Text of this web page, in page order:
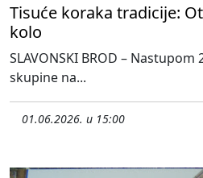
Tisuće koraka tradicije:
kolo
SLAVONSKI BROD –
skupine na...
01.06.2026. u 15:00